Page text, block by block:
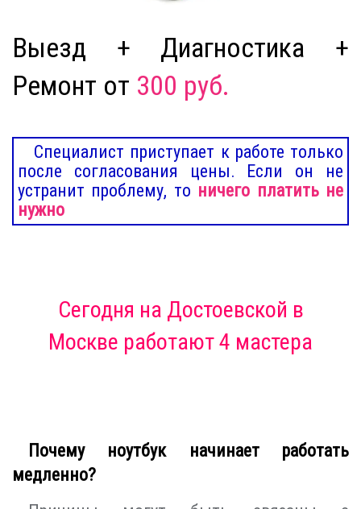
Выезд + Диагностика +
Ремонт от 300 руб.
Специалист приступает к работе только
после согласования цены. Если он не
устранит проблему, то ничего платить не
нужно
Сегодня на Достоевской в
Москве работают 4 мастера
Почему ноутбук начинает работать
медленно?